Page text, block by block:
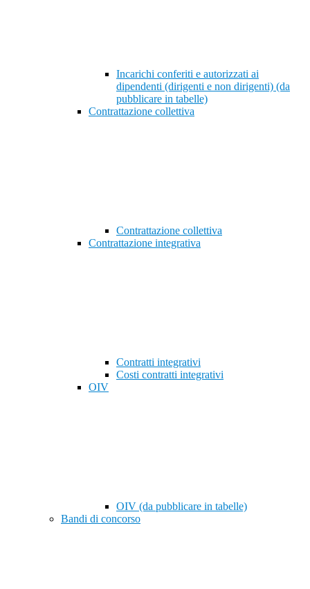
Incarichi conferiti e autorizzati ai
dipendenti (dirigenti e non dirigenti) (da
pubblicare in tabelle)
Contrattazione collettiva
Contrattazione collettiva
Contrattazione integrativa
Contratti integrativi
Costi contratti integrativi
OIV
OIV (da pubblicare in tabelle)
Bandi di concorso